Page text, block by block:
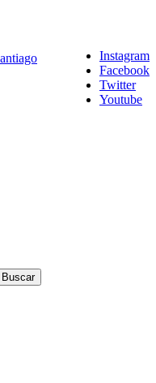
Instagram
Facebook
Twitter
Youtube